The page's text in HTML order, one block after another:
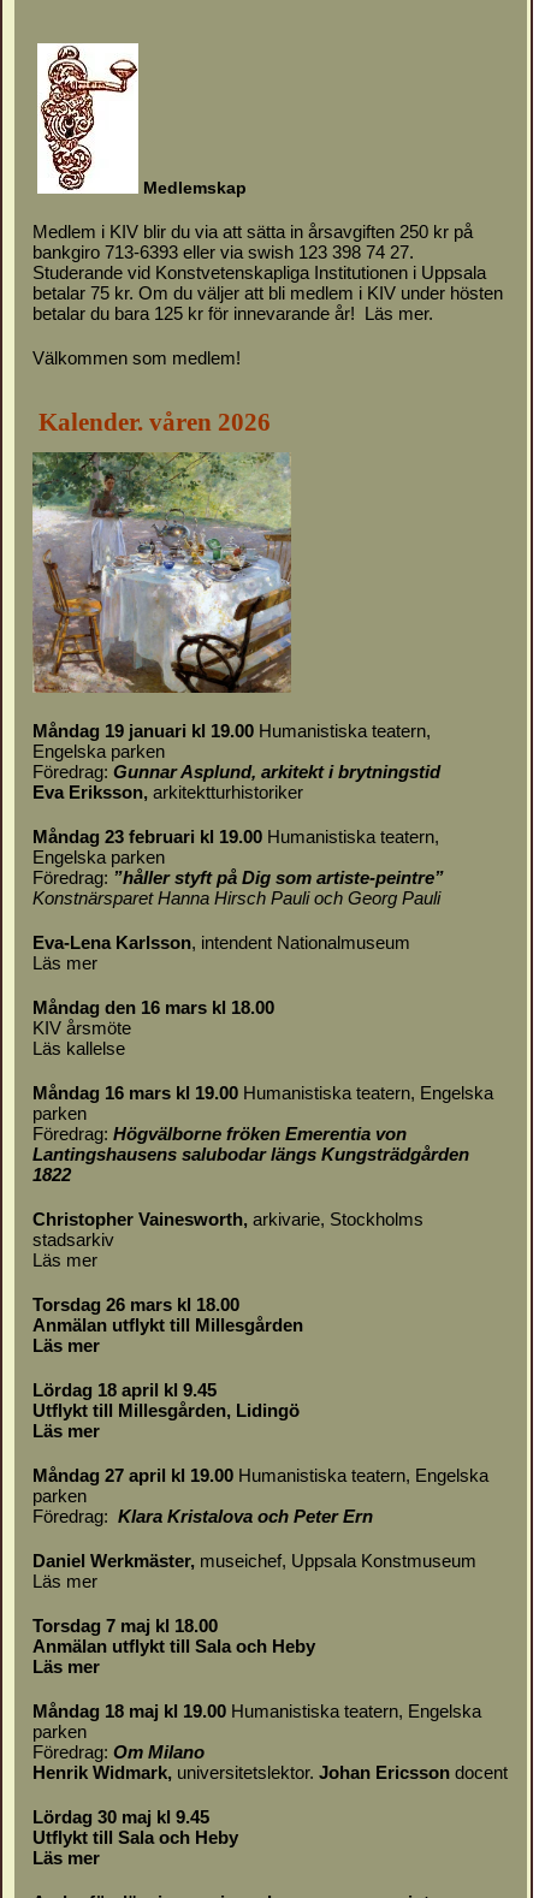
Medlemskap
Medlem i KIV blir du via att sätta in årsavgiften 250 kr på
bankgiro 713-6393 eller via swish 123 398 74 27.
Studerande vid Konstvetenskapliga Institutionen i Uppsala
betalar 75 kr. Om du väljer att bli medlem i KIV under hösten
betalar du bara 125 kr för innevarande år! Läs mer.
Välkommen som medlem!
Kalender. våren 2026
Måndag 19 januari kl 19.00 Humanistiska teatern,
Engelska parken
Föredrag: Gunnar Asplund, arkitekt i brytningstid
Eva Eriksson, arkitektturhistoriker
Måndag 23 februari kl 19.00 Humanistiska teatern,
Engelska parken
Föredrag: ”håller styft på Dig som artiste-peintre”
Konstnärsparet Hanna Hirsch Pauli och Georg Pauli
Eva-Lena Karlsson, intendent Nationalmuseum
Läs mer
Måndag den 16 mars kl 18.00
KIV årsmöte
Läs kallelse
Måndag 16 mars kl 19.00 Humanistiska teatern, Engelska
parken
Föredrag: Högvälborne fröken Emerentia von
Lantingshausens salubodar längs Kungsträdgården
1822
Christopher Vainesworth, arkivarie, Stockholms
stadsarkiv
Läs mer
Torsdag 26 mars kl 18.00
Anmälan utflykt till Millesgården
Läs mer
Lördag 18 april kl 9.45
Utflykt till Millesgården, Lidingö
Läs mer
Måndag 27 april kl 19.00 Humanistiska teatern, Engelska
parken
Föredrag: Klara Kristalova och Peter Ern
Daniel Werkmäster, museichef, Uppsala Konstmuseum
Läs mer
Torsdag 7 maj kl 18.00
Anmälan utflykt till Sala och Heby
Läs mer
Måndag 18 maj kl 19.00 Humanistiska teatern, Engelska
parken
Föredrag: Om Milano
Henrik Widmark, universitetslektor. Johan Ericsson docent
Lördag 30 maj kl 9.45
Utflykt till Sala och Heby
Läs mer